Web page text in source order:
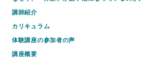
講師紹介
カリキュラム
体験講座の参加者の声
講座概要